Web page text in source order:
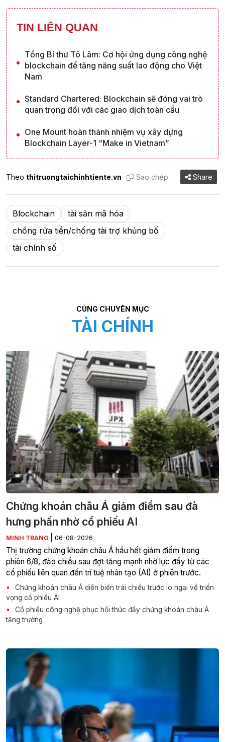
TIN LIÊN QUAN
Tổng Bí thư Tô Lâm: Cơ hội ứng dụng công nghệ
blockchain để tăng năng suất lao động cho Việt
Nam
Standard Chartered: Blockchain sẽ đóng vai trò
quan trọng đối với các giao dịch toàn cầu
One Mount hoàn thành nhiệm vụ xây dựng
Blockchain Layer-1 “Make in Vietnam”
Theo thitruongtaichinhtiente.vn Sao chép Share
Blockchain
tài sản mã hóa
chống rửa tiền/chống tài trợ khủng bố
tài chính số
CÙNG CHUYÊN MỤC
TÀI CHÍNH
Chứng khoán châu Á giảm điểm sau đà
hưng phấn nhờ cổ phiếu AI
MINH TRANG 06-08-2026
Thị trường chứng khoán châu Á hầu hết giảm điểm trong
phiên 6/8, đảo chiều sau đợt tăng mạnh nhờ lực đẩy từ các
cổ phiếu liên quan đến trí tuệ nhân tạo (AI) ở phiên trước.
Chứng khoán châu Á diễn biến trái chiều trước lo ngại về triển
vọng cổ phiếu AI
Cổ phiếu công nghệ phục hồi thúc đẩy chứng khoán châu Á
tăng trưởng